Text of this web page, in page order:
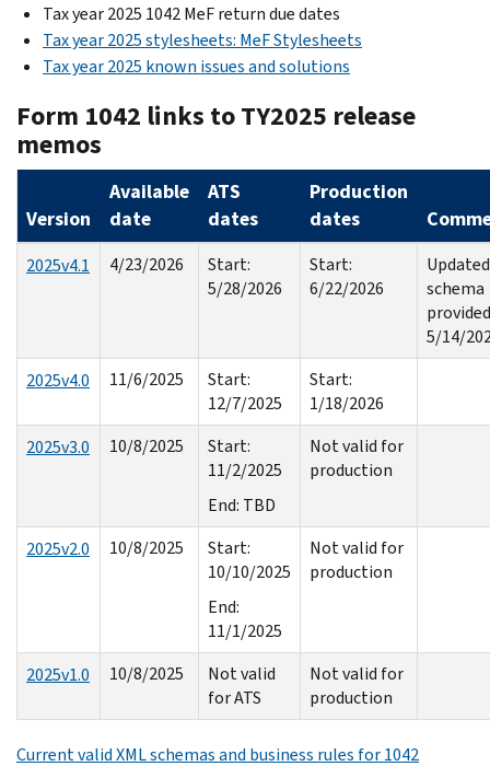
Tax year 2025 1042 MeF return due dates
Tax year 2025 stylesheets: MeF Stylesheets
Tax year 2025 known issues and solutions
Form 1042 links to TY2025 release
memos
Version
Available
date
ATS
dates
Production
dates
2025v4.1 4/23/2026
Start:
5/28/2026
Start:
6/22/2026
Updated
schema
provided
5/14/
2025v4.0
11/6/2025
Start:
12/7/2025
Start:
1/18/2026
2025v3.0
10/8/2025
Start:
11/2/2025
End: TBD
Not valid for
production
2025v2.0 10/8/2025
Start:
10/10/2025
End:
11/1/2025
Not valid for
production
2025v1.0 10/8/2025
Not valid
for ATS
Not valid for
production
Current valid XML schemas and business rules for 1042